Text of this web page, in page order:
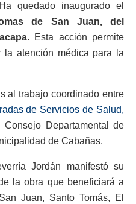
quedado inaugurado el
de San Juan, del
Esta acción permite
la atención médica para la
al trabajo coordinado entre
de Servicios de Salud,
Departamental de
de Cabañas.
Jordán manifestó su
la obra que beneficiará a
Juan, Santo Tomás, El